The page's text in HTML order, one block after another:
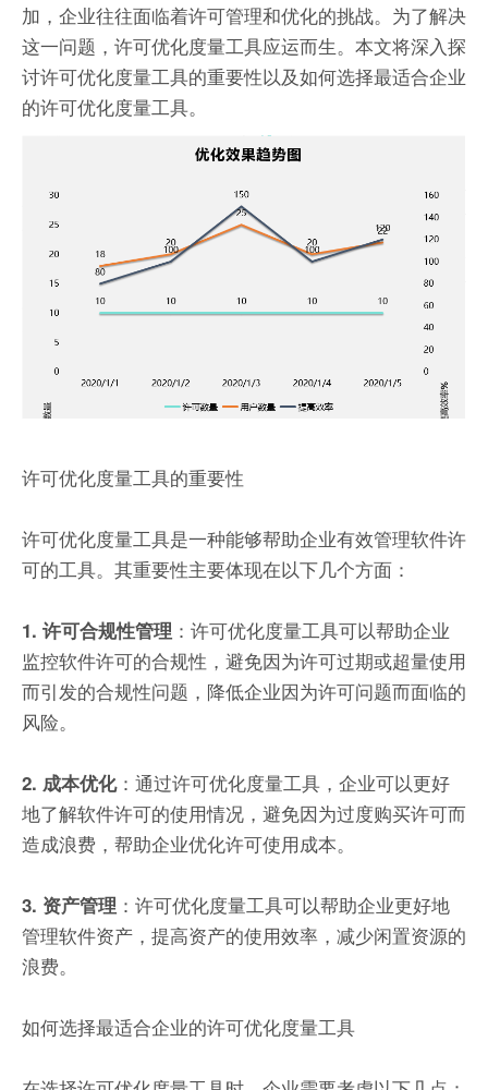
加，企业往往面临着许可管理和优化的挑战。为了解决
这一问题，许可优化度量工具应运而生。本文将深入探
讨许可优化度量工具的重要性以及如何选择最适合企业
的许可优化度量工具。
许可优化度量工具的重要性
许可优化度量工具是一种能够帮助企业有效管理软件许
可的工具。其重要性主要体现在以下几个方面：
1. 许可合规性管理 ：许可优化度量工具可以帮助企业
监控软件许可的合规性，避免因为许可过期或超量使用
而引发的合规性问题，降低企业因为许可问题而面临的
风险。
2. 成本优化：通过许可优化度量工具，企业可以更好
地了解软件许可的使用情况，避免因为过度购买许可而
造成浪费，帮助企业优化许可使用成本。
3. 资产管理 ：许可优化度量工具可以帮助企业更好地
管理软件资产，提高资产的使用效率，减少闲置资源的
浪费。
如何选择最适合企业的许可优化度量工具